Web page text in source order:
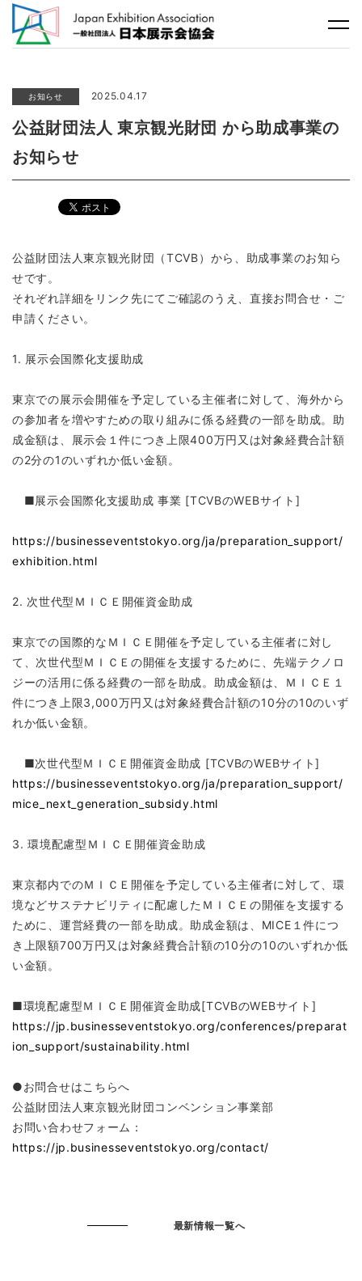
お知らせ 2025.04.17
公益財団法人 東京観光財団 から助成事業の
お知らせ
公益財団法人東京観光財団（TCVB）から、助成事業のお知ら
せです。
それぞれ詳細をリンク先にてご確認のうえ、直接お問合せ・ご
申請ください。
1. 展示会国際化支援助成
東京での展示会開催を予定している主催者に対して、海外から
の参加者を増やすための取り組みに係る経費の一部を助成。助
成金額は、展示会１件につき上限400万円又は対象経費合計額
の2分の1のいずれか低い金額。
■展示会国際化支援助成 事業 [TCVBのWEBサイト]
https://businesseventstokyo.org/ja/preparation_support/
exhibition.html
2. 次世代型ＭＩＣＥ開催資金助成
東京での国際的なＭＩＣＥ開催を予定している主催者に対し
て、次世代型ＭＩＣＥの開催を支援するために、先端テクノロ
ジーの活用に係る経費の一部を助成。助成金額は、ＭＩＣＥ１
件につき上限3,000万円又は対象経費合計額の10分の10のいず
れか低い金額。
■次世代型ＭＩＣＥ開催資金助成 [TCVBのWEBサイト]
https://businesseventstokyo.org/ja/preparation_support/
mice_next_generation_subsidy.html
3. 環境配慮型ＭＩＣＥ開催資金助成
東京都内でのＭＩＣＥ開催を予定している主催者に対して、環
境などサステナビリティに配慮したＭＩＣＥの開催を支援する
ために、運営経費の一部を助成。助成金額は、MICE１件につ
き上限額700万円又は対象経費合計額の10分の10のいずれか低
い金額。
■環境配慮型ＭＩＣＥ開催資金助成[TCVBのWEBサイト]
https://jp.businesseventstokyo.org/conferences/preparat
ion_support/sustainability.html
●お問合せはこちらへ
公益財団法人東京観光財団コンベンション事業部
お問い合わせフォーム：
https://jp.businesseventstokyo.org/contact/
最新情報一覧へ